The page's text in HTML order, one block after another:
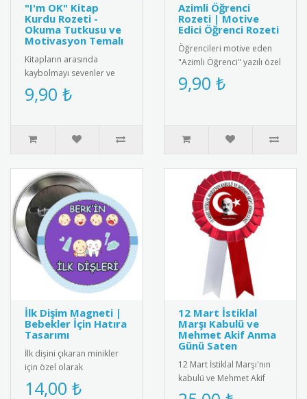
"I'm OK" Kitap
Kurdu Rozeti -
Okuma Tutkusu ve
Motivasyon Temalı
Kitapların arasında
kaybolmayı sevenler ve
ders yükünün altından
başarıyla kalkanlar için
9,90 ₺
Azimli Öğrenci
Rozeti | Motive
Edici Öğrenci Rozeti
Öğrencileri motive eden
"Azimli Öğrenci" yazılı özel
tasarım rozet. Kaliteli
metal malzemeden üretil..
9,90 ₺
İlk Dişim Magneti |
Bebekler İçin Hatıra
Tasarımı
İlk dişini çıkaran minikler
için özel olarak
tasarlanmış bebek
magneti. Diş buğdayı
14,00 ₺
12 Mart İstiklal
Marşı Kabulü ve
Mehmet Akif Anma
Günü Saten
12 Mart İstiklal Marşı'nın
kabulü ve Mehmet Akif
Ersoy\'u anma gününe özel